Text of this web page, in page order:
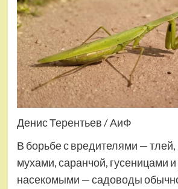
Денис Терентьев / АиФ
В борьбе с вредителями —
мухами, саранчой, гусеницами
насекомыми — садоводы